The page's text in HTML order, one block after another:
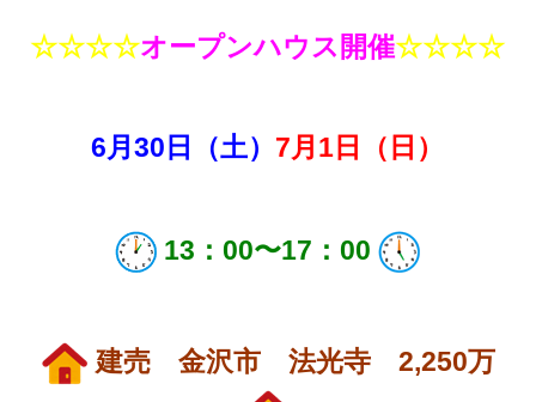
☆☆☆☆オープンハウス開催☆☆☆☆
6月30 日（土） 7月1日（日）
13：00〜17：00
建売 金沢市 法光寺 2,250万